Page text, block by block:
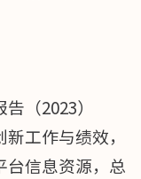
（2023）
工作与绩效，
台信息资源，总